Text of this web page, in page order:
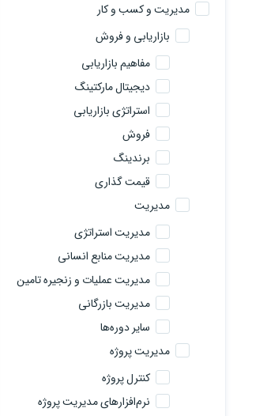
مدیریت و کسب و کار
بازاریابی و فروش
مفاهیم بازاریابی
دیجیتال مارکتینگ
استراتژی بازاریابی
فروش
برندینگ
قیمت گذاری
مدیریت
مدیریت استراتژی
مدیریت منابع انسانی
مدیریت عملیات و زنجیره تامین
مدیریت بازرگانی
سایر دوره‌ها
مدیریت پروژه
کنترل پروژه
نرم‌افزارهای مدیریت پروژه